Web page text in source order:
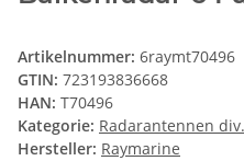
Artikelnummer: 6raymt70496
GTIN: 723193836668
HAN: T70496
Kategorie: Radarantennen
Hersteller: Raymarine